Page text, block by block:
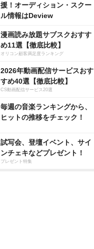
援！オーディション・スクー
ル情報はDeview
漫画読み放題サブスクおすす
め11選【徹底比較】
オリコン顧客満足度ランキング
2026年動画配信サービスおす
すめ40選【徹底比較】
CS動画配信サービス20選
毎週の音楽ランキングから、
ヒットの推移をチェック！
試写会、登壇イベント、サイ
ンチェキなどプレゼント！
プレゼント特集